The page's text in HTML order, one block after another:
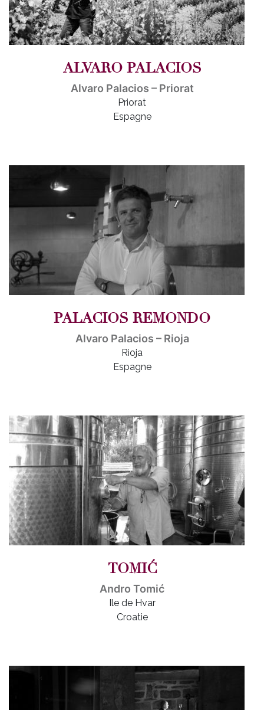
ALVARO PALACIOS
Alvaro Palacios – Priorat
Priorat
Espagne
PALACIOS REMONDO
Alvaro Palacios – Rioja
Rioja
Espagne
TOMIĆ
Andro Tomić
Ile de Hvar
Croatie